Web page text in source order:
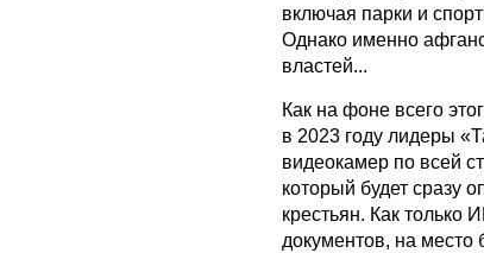
включая парки и
Однако именно
властей...
Как на фоне всего
в 2023 году лидеры
видеокамер по всей
который будет сразу
крестьян. Как только
документов, на место